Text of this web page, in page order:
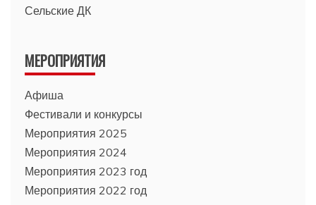
Сельские ДК
МЕРОПРИЯТИЯ
Афиша
Фестивали и конкурсы
Мероприятия 2025
Мероприятия 2024
Мероприятия 2023 год
Мероприятия 2022 год